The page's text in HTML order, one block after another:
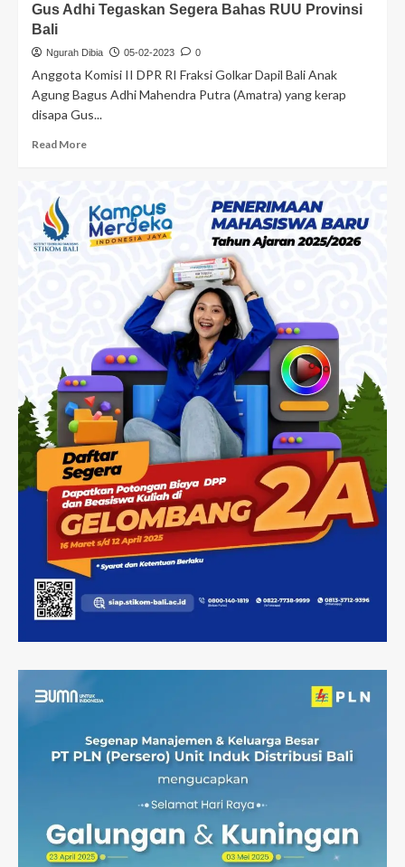
Gus Adhi Tegaskan Segera Bahas RUU Provinsi
Bali
Ngurah Dibia 05-02-2023 0
Anggota Komisi II DPR RI Fraksi Golkar Dapil Bali Anak
Agung Bagus Adhi Mahendra Putra (Amatra) yang kerap
disapa Gus...
Read More